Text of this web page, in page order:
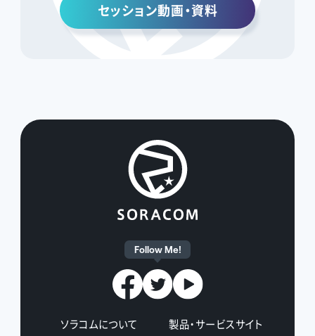
セッション動画・資料
Follow Me!
ソラコムについて 製品・サービスサイト